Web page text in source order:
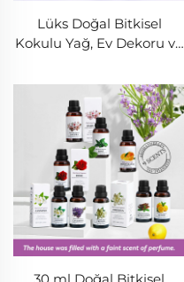
Lüks Doğal Bitkisel
Kokulu Yağ, Ev Dekoru ve
Premium Aroma Eterik
Yağı
30 ml Doğal Bitkisel